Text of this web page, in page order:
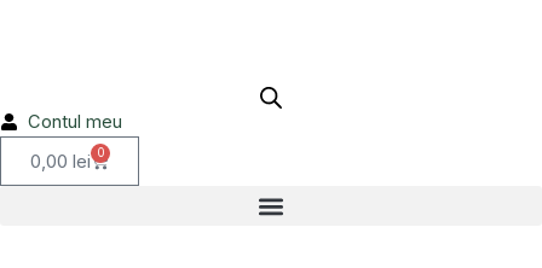
Contul meu
0,00 lei 0
Cart